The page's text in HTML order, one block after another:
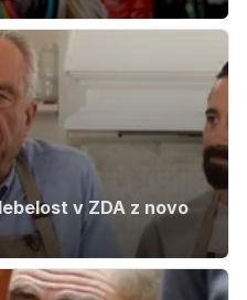
v ZDA z novo